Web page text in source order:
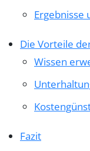
Ergebnisse
Die Vorteile
Wissen
Fazit